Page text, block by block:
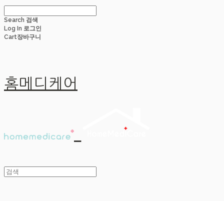
Search 검색
Log In 로그인
Cart장바구니
홈메디케어